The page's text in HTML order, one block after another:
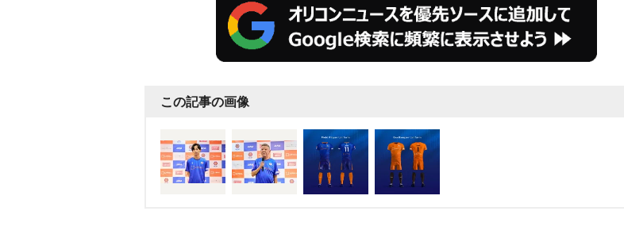
この記事の画像